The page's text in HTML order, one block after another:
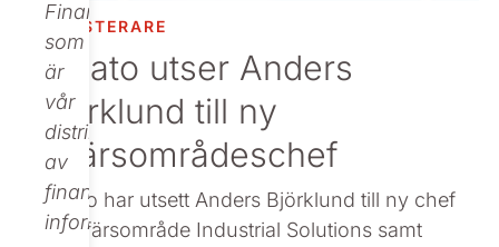
Finance,
som
är
vår
distributör
av
finansiell
information.
INVESTERARE
Nolato utser Anders
Björklund till ny
affärsområdeschef
Nolato har utsett Anders Björklund till ny chef
för affärsområde Industrial Solutions samt